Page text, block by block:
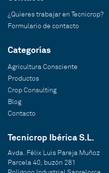
¿Quieres trabajar en Tecnicrop?
Formulario de contacto
Categorías
Agricultura Consciente
Productos
Crop Consulting
Blog
Contacto
Tecnicrop Ibérica S.L.
Avda. Félix Luis Pareja Muñoz
Parcela 40, buzón 281